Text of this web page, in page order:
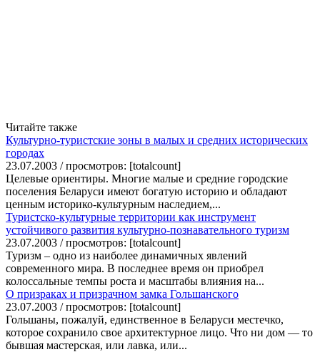
Читайте также
Культурно-туристские зоны в малых и средних исторических
городах
23.07.2003 / просмотров: [totalcount]
Целевые ориентиры. Многие малые и средние городские
поселения Беларуси имеют богатую историю и обладают
ценным историко-культурным наследием,...
Туристско-культурные территории как инструмент
устойчивого развития культурно-познавательного туризм
23.07.2003 / просмотров: [totalcount]
Туризм – одно из наиболее динамичных явлений
современного мира. В последнее время он приобрел
колоссальные темпы роста и масштабы влияния на...
О призраках и призрачном замка Гольшанского
23.07.2003 / просмотров: [totalcount]
Гольшаны, пожалуй, единственное в Беларуси местечко,
которое сохранило свое архитектурное лицо. Что ни дом — то
бывшая мастерская, или лавка, или...